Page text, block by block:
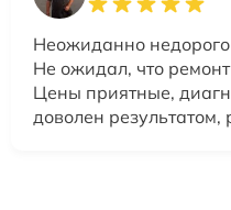
Неожиданно
Не ожидал, что
Цены приятные,
доволен результатом,